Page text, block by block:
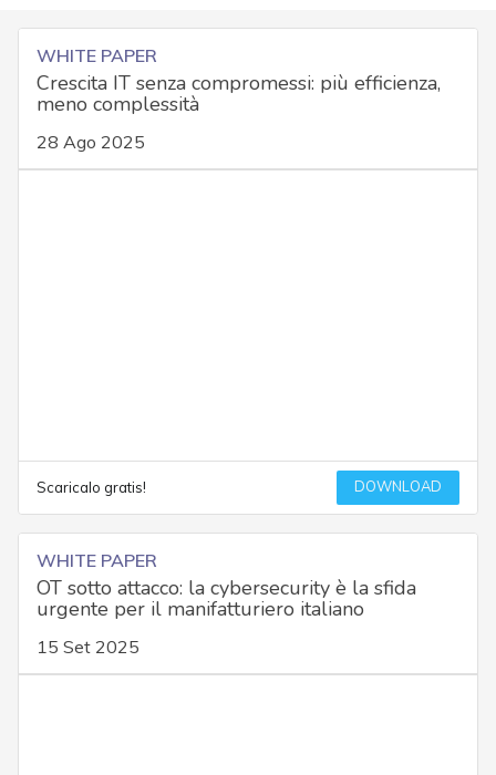
WHITE PAPER
Crescita IT senza compromessi: più efficienza,
meno complessità
28 Ago 2025
Scaricalo gratis! DOWNLOAD
WHITE PAPER
OT sotto attacco: la cybersecurity è la sfida
urgente per il manifatturiero italiano
15 Set 2025